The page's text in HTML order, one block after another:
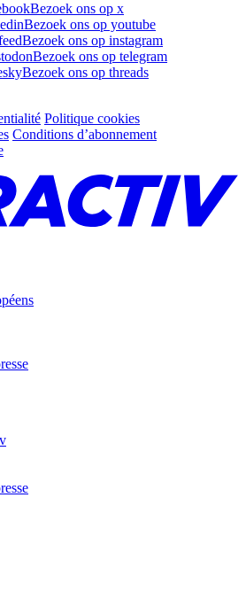
Bezoek ons op x
Bezoek ons op youtube
Bezoek ons op instagram
Bezoek ons op telegram
Bezoek ons op threads
Politique cookies
Conditions d’abonnement